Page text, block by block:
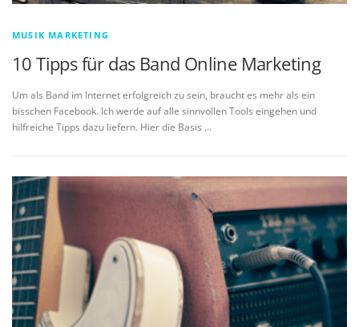
MUSIK MARKETING
10 Tipps für das Band Online Marketing
Um als Band im Internet erfolgreich zu sein, braucht es mehr als ein
bisschen Facebook. Ich werde auf alle sinnvollen Tools eingehen und
hilfreiche Tipps dazu liefern. Hier die Basis …